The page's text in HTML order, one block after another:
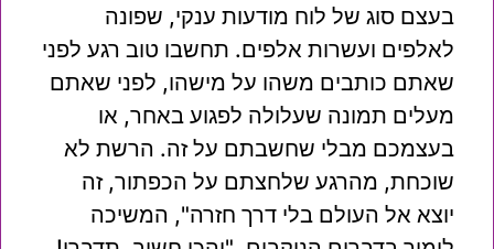
בעצם סוג של לוח מודעות ענקי, שפונה
לאלפים ועשרות אלפים. תחשבו טוב רגע לפני
שאתם כותבים משהו על מישהו, לפני שאתם
מעלים תמונה שעלולה לפגוע באחר, או
בעצמכם מבלי שחשבתם על זה. הרשת לא
שוכחת, מהרגע שלחצתם על הכפתור, זה
יוצא אל העולם בלי דרך חזרה", המשיכה